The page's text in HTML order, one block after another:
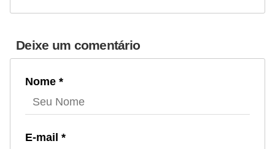
Deixe um comentário
Nome *
E-mail *